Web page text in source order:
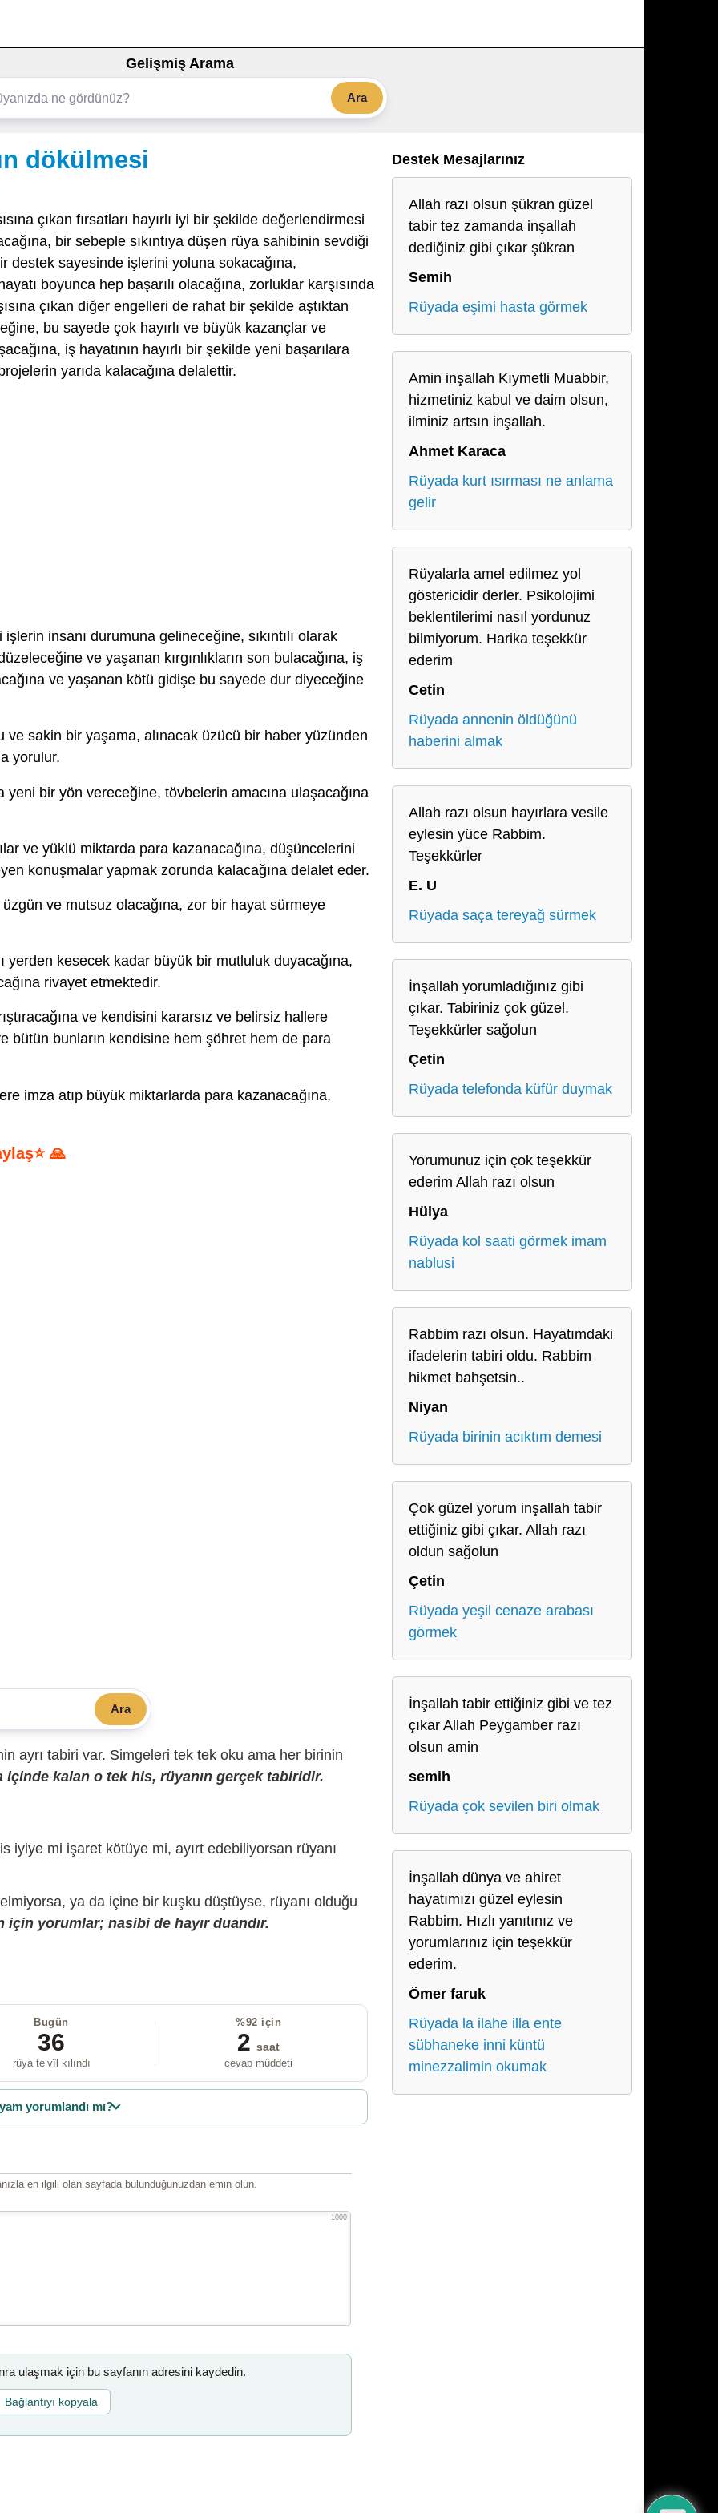
Gelişmiş Arama
Ara
dökülmesi
çıkan fırsatları hayırlı iyi bir şekilde değerlendirmesi
bir sebeple sıkıntıya düşen rüya sahibinin sevdiği
destek sayesinde işlerini yoluna sokacağına,
boyunca hep başarılı olacağına, zorluklar karşısında
çıkan diğer engelleri de rahat bir şekilde aştıktan
bu sayede çok hayırlı ve büyük kazançlar ve
iş hayatının hayırlı bir şekilde yeni başarılara
yarıda kalacağına delalettir.
işlerin insanı durumuna gelineceğine, sıkıntılı olarak
ve yaşanan kırgınlıkların son bulacağına, iş
ve yaşanan kötü gidişe bu sayede dur diyeceğine
ve sakin bir yaşama, alınacak üzücü bir haber yüzünden
yorulur.
yeni bir yön vereceğine, tövbelerin amacına ulaşacağına
ve yüklü miktarda para kazanacağına, düşüncelerini
konuşmalar yapmak zorunda kalacağına delalet eder.
ve mutsuz olacağına, zor bir hayat sürmeye
yerden kesecek kadar büyük bir mutluluk duyacağına,
rivayet etmektedir.
ve kendisini kararsız ve belirsiz hallere
bütün bunların kendisine hem şöhret hem de para
imza atıp büyük miktarlarda para kazanacağına,
🙏
Ara
ayrı tabiri var. Simgeleri tek tek oku ama her birinin
içinde kalan o tek his, rüyanın gerçek tabiridir.
iyiye mi işaret kötüye mi, ayırt edebiliyorsan rüyanı
ya da içine bir kuşku düştüyse, rüyanı olduğu
yorumlar; nasibi de hayır duandır.
Bugün
36
rüya te’vîl kılındı
%92 için
2 saat
cevab müddeti
yorumlandı mı?
en ilgili olan sayfada bulunduğunuzdan emin olun.
1000
ulaşmak için bu sayfanın adresini kaydedin.
Bağlantıyı kopyala
Destek Mesajlarınız
Allah razı olsun şükran güzel
tabir tez zamanda inşallah
dediğiniz gibi çıkar şükran
Semih
Rüyada eşimi hasta görmek
Amin inşallah Kıymetli Muabbir,
hizmetiniz kabul ve daim olsun,
ilminiz artsın inşallah.
Ahmet Karaca
Rüyada kurt ısırması ne anlama
gelir
Rüyalarla amel edilmez yol
göstericidir derler. Psikolojimi
beklentilerimi nasıl yordunuz
bilmiyorum. Harika teşekkür
ederim
Cetin
Rüyada annenin öldüğünü
haberini almak
Allah razı olsun hayırlara vesile
eylesin yüce Rabbim.
Teşekkürler
E. U
Rüyada saça tereyağ sürmek
İnşallah yorumladığınız gibi
çıkar. Tabiriniz çok güzel.
Teşekkürler sağolun
Çetin
Rüyada telefonda küfür duymak
Yorumunuz için çok teşekkür
ederim Allah razı olsun
Hülya
Rüyada kol saati görmek imam
nablusi
Rabbim razı olsun. Hayatımdaki
ifadelerin tabiri oldu. Rabbim
hikmet bahşetsin..
Niyan
Rüyada birinin acıktım demesi
Çok güzel yorum inşallah tabir
ettiğiniz gibi çıkar. Allah razı
oldun sağolun
Çetin
Rüyada yeşil cenaze arabası
görmek
İnşallah tabir ettiğiniz gibi ve tez
çıkar Allah Peygamber razı
olsun amin
semih
Rüyada çok sevilen biri olmak
İnşallah dünya ve ahiret
hayatımızı güzel eylesin
Rabbim. Hızlı yanıtınız ve
yorumlarınız için teşekkür
ederim.
Ömer faruk
Rüyada la ilahe illa ente
sübhaneke inni küntü
minezzalimin okumak